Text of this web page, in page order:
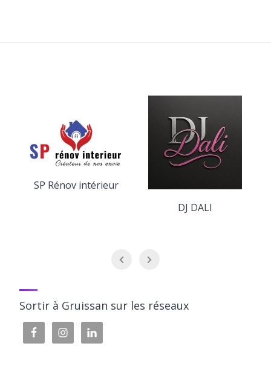
SP Rénov intérieur
DJ DALI
Sortir à Gruissan sur les réseaux